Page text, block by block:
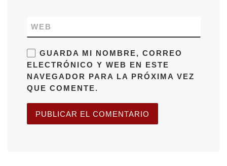
WEB
GUARDA MI NOMBRE, CORREO
ELECTRÓNICO Y WEB EN ESTE
NAVEGADOR PARA LA PRÓXIMA VEZ
QUE COMENTE.